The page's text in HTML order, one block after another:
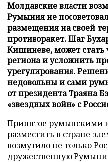
Молдавские власти
Румыния не
размещения на своей
противоракет. Шаг
Кишиневе, может стать
региона и усложнить
урегулирования.
недовольны и сами
от президента Траяна
«звездных войн» с
Принятое румынскими
разместить в стране
возмутило не только
дружественную